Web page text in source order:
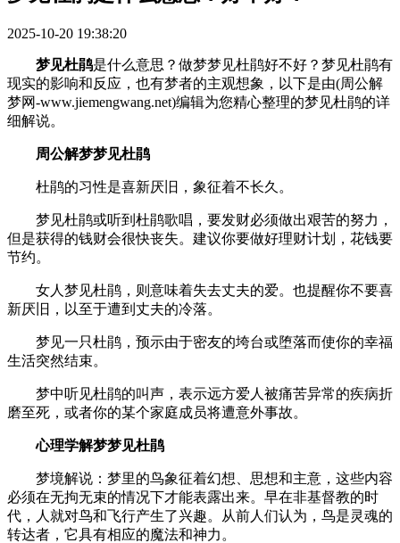
2025-10-20 19:38:20
梦见杜鹃是什么意思？做梦梦见杜鹃好不好？梦见杜鹃有
现实的影响和反应，也有梦者的主观想象，以下是由(周公解
梦网-www.jiemengwang.net)编辑为您精心整理的梦见杜鹃的详
细解说。
周公解梦梦见杜鹃
杜鹃的习性是喜新厌旧，象征着不长久。
梦见杜鹃或听到杜鹃歌唱，要发财必须做出艰苦的努力，
但是获得的钱财会很快丧失。建议你要做好理财计划，花钱要
节约。
女人梦见杜鹃，则意味着失去丈夫的爱。也提醒你不要喜
新厌旧，以至于遭到丈夫的冷落。
梦见一只杜鹃，预示由于密友的垮台或堕落而使你的幸福
生活突然结束。
梦中听见杜鹃的叫声，表示远方爱人被痛苦异常的疾病折
磨至死，或者你的某个家庭成员将遭意外事故。
心理学解梦梦见杜鹃
梦境解说：梦里的鸟象征着幻想、思想和主意，这些内容
必须在无拘无束的情况下才能表露出来。早在非基督教的时
代，人就对鸟和飞行产生了兴趣。从前人们认为，鸟是灵魂的
转达者，它具有相应的魔法和神力。